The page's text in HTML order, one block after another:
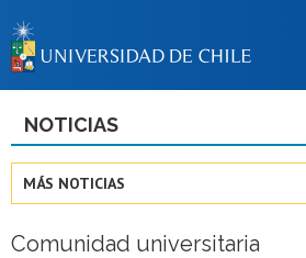
BIBLIOTECAS
Estudiantes
Académicas/os
NOTICIAS
MÁS NOTICIAS
Comunidad universitaria